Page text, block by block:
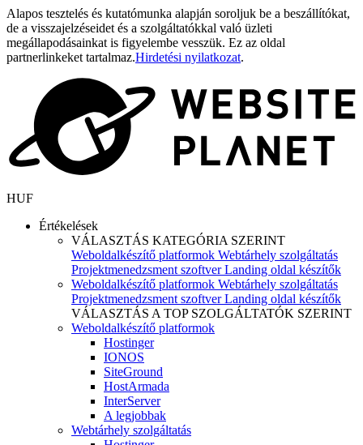
Alapos tesztelés és kutatómunka alapján soroljuk be a beszállítókat,
de a visszajelzéseidet és a szolgáltatókkal való üzleti
megállapodásainkat is figyelembe vesszük. Ez az oldal
partnerlinkeket tartalmaz.Hirdetési nyilatkozat.
HUF
Értékelések
VÁLASZTÁS KATEGÓRIA SZERINT
Weboldalkészítő platformok Webtárhely szolgáltatás
Projektmenedzsment szoftverLanding oldal készítők
Weboldalkészítő platformok Webtárhely szolgáltatás
Projektmenedzsment szoftverLanding oldal készítők
VÁLASZTÁS A TOP SZOLGÁLTATÓK SZERINT
Weboldalkészítő platformok
Hostinger
IONOS
SiteGround
HostArmada
InterServer
A legjobbak
Webtárhely szolgáltatás